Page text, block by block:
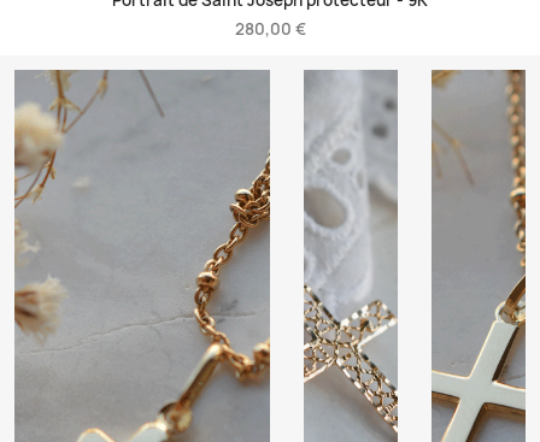
280,00 €